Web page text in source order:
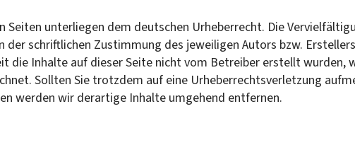
unterliegen dem deutschen Urheberrecht. Die
schriftlichen Zustimmung des jeweiligen Autors bzw.
die Inhalte auf dieser Seite nicht vom Betreiber erstellt wurden,
Sollten Sie trotzdem auf eine Urheberrechtsverletzung
werden wir derartige Inhalte umgehend entfernen.